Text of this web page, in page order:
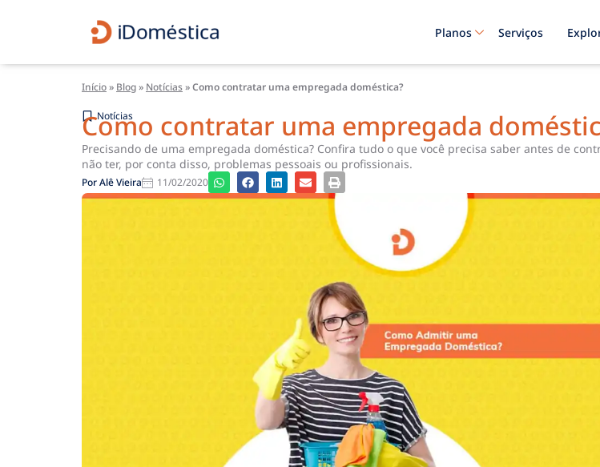
Planos Serviços
Início» Blog» Notícias»Como contratar uma empregada doméstica?
Notícias
Como contratar uma empregada
Precisando de uma empregada doméstica? Confira tudo o que você precisa saber antes de
não ter, por conta disso, problemas pessoais ou profissionais.
PorAlê Vieira 11/02/2020